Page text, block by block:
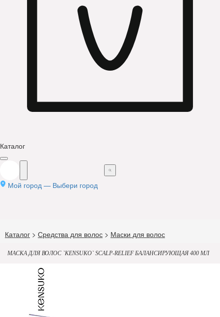
Каталог
Мой город — Выбери город
Каталог > Средства для волос > Маски для волос
МАСКА ДЛЯ ВОЛОС `KENSUKO` SCALP-RELIEF БАЛАНСИРУЮЩАЯ 400 МЛ